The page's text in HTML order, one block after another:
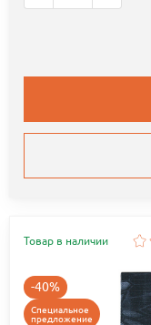
Товар в наличии
-40%
Специальное
предложение